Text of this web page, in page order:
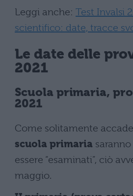
Leggi anche: Test Invalsi
scientifico: date, tracce
Le date delle
2021
Scuola primaria,
2021
Come solitamente
scuola primaria
essere “esaminati”, ciò
maggio.